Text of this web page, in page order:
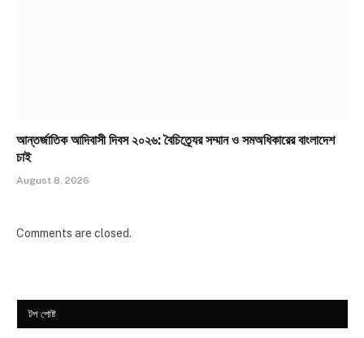
আন্তর্জাতিক আদিবাসী দিবস ২০২৬: বৈচিত্র্যের সম্মান ও সমঅধিকারের বাংলাদেশ
চাই
August 8, 2026
Comments are closed.
টপ পোষ্ট